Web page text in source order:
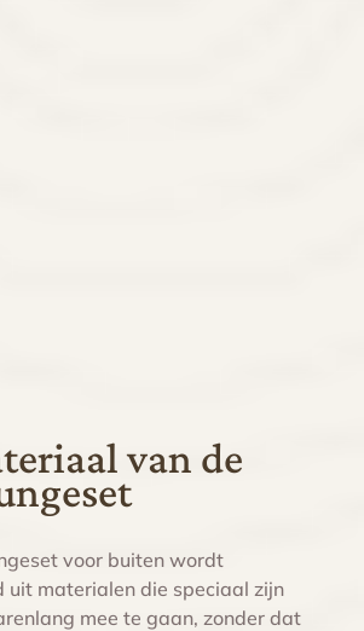
van de
voor buiten wordt
uit materialen die speciaal zijn
mee te gaan, zonder dat